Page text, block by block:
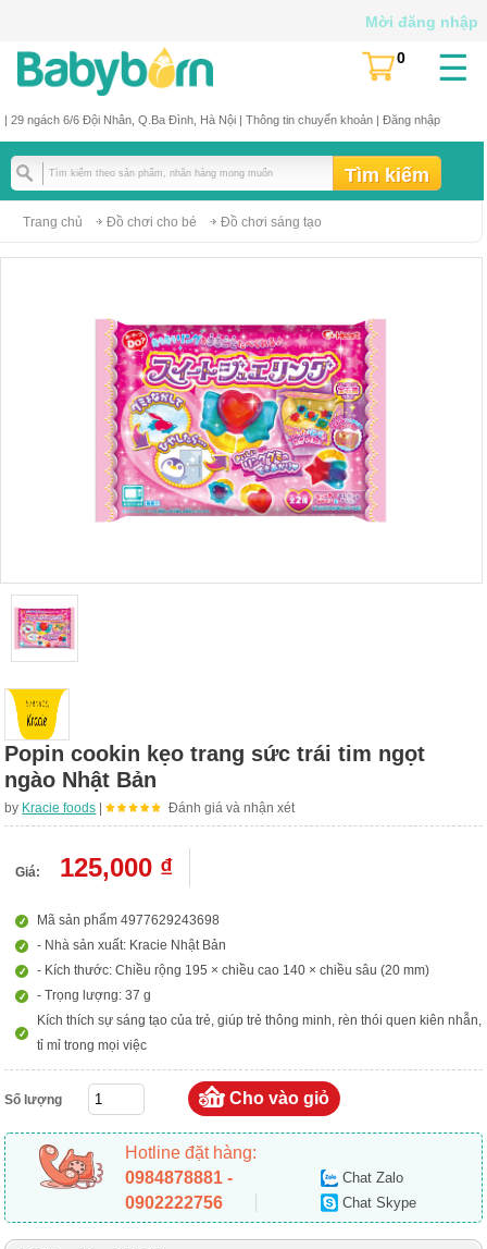
| 29 ngách 6/6 Đội Nhân, Q.Ba Đình, Hà Nội | Thông tin chuyển khoản| Đăng nhập
☰
(
0
Mời đăng nhập
Trang chủ Đồ chơi cho bé Đồ chơi sáng tạo
Popin cookin kẹo trang sức trái tim ngọt
ngào Nhật Bản
by Kracie foods | Đánh giá và nhận xét
Giá: 125,000 ₫
Mã sản phẩm 4977629243698
- Nhà sản xuất: Kracie Nhật Bản
- Kích thước: Chiều rộng 195 × chiều cao 140 × chiều sâu (20 mm)
- Trọng lượng: 37 g
Kích thích sự sáng tạo của trẻ, giúp trẻ thông minh, rèn thói quen kiên nhẫn,
tỉ mỉ trong mọi việc
Số lượng
Hotline đặt hàng:
0984878881 -
0902222756
Chat Zalo
Chat Skype